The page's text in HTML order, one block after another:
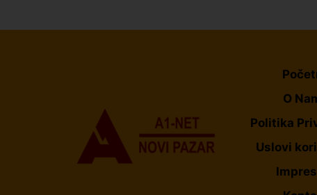
O
Politika
Uslovi